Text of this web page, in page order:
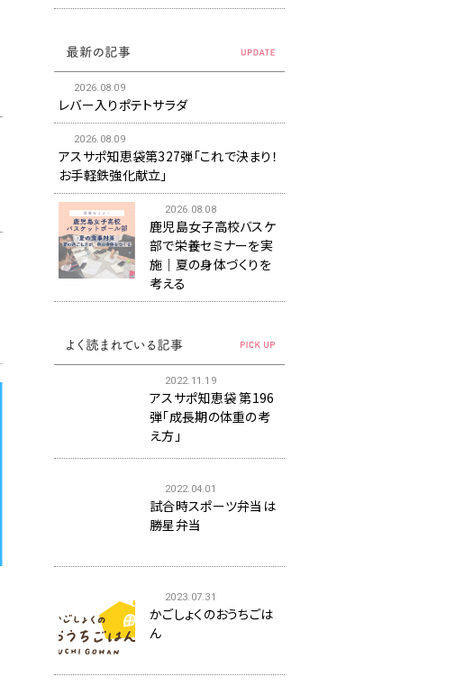
2026.08.09
レバー入りポテトサラダ
2026.08.09
アスサポ知恵袋第327弾「これで決まり！
お手軽鉄強化献立」
2026.08.08
鹿児島女子高校バスケ
部で栄養セミナーを実
施｜夏の身体づくりを
考える
2022.11.19
アスサポ知恵袋 第196
弾「成長期の体重の考
え方」
2022.04.01
試合時スポーツ弁当は
勝星弁当
2023.07.31
かごしょくのおうちごは
ん